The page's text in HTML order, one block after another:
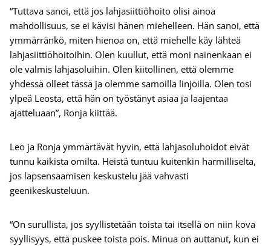
“Tuttava sanoi, että jos lahjasiittiöhoito olisi ainoa
mahdollisuus, se ei kävisi hänen miehelleen. Hän sanoi, että
ymmärränkö, miten hienoa on, että miehelle käy lähteä
lahjasiittiöhoitoihin. Olen kuullut, että moni nainenkaan ei
ole valmis lahjasoluihin. Olen kiitollinen, että olemme
yhdessä olleet tässä ja olemme samoilla linjoilla. Olen tosi
ylpeä Leosta, että hän on työstänyt asiaa ja laajentaa
ajatteluaan”, Ronja kiittää.
Leo ja Ronja ymmärtävät hyvin, että lahjasoluhoidot eivät
tunnu kaikista omilta. Heistä tuntuu kuitenkin harmilliselta,
jos lapsensaamisen keskustelu jää vahvasti
geenikeskusteluun.
“On surullista, jos syyllistetään toista tai itsellä on niin kova
syyllisyys, että puskee toista pois. Minua on auttanut, kun ei